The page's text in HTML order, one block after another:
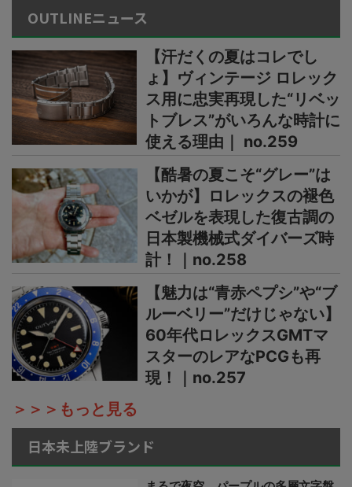
OUTLINEニュース
【汗だくの夏はコレでし
ょ】ヴィンテージ ロレック
ス用に忠実再現した“リベッ
トブレス”がいろんな時計に
使える理由｜ no.259
【酷暑の夏こそ“グレー”は
いかが】ロレックスの褪色
ベゼルを表現した復古調の
日本製機械式ダイバーズ時
計！｜no.258
【魅力は“青赤ペプシ”や“ブ
ルーベリー”だけじゃない】
60年代ロレックスGMTマ
スターのレアなPCGも再
現！｜no.257
＞＞＞もっと見る
日本未上陸ブランド